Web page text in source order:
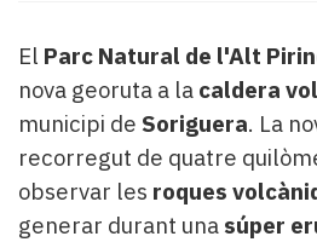
Contingut
patrocinat
més
llegit...
Editorial
El Parc Natural de l'Alt
nova georuta a la caldera
municipi de Soriguera. La
recorregut de quatre
observar les roques
generar durant una súper